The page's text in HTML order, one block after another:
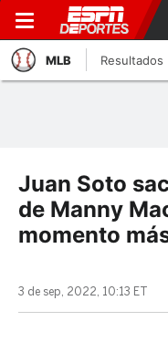
MLB Resultados
Juan Soto
de Manny
momento
3 de sep, 2022, 10:13 ET